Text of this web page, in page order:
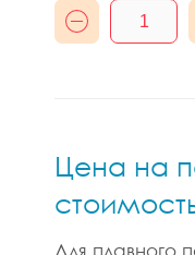
Цена на
Для плавного